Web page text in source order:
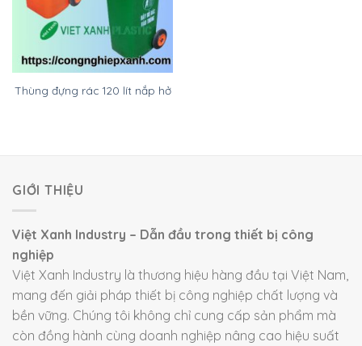
Thùng đựng rác 120 lít nắp hở
GIỚI THIỆU
Việt Xanh Industry – Dẫn đầu trong thiết bị công
nghiệp
Việt Xanh Industry là thương hiệu hàng đầu tại Việt Nam,
mang đến giải pháp thiết bị công nghiệp chất lượng và
bền vững. Chúng tôi không chỉ cung cấp sản phẩm mà
còn đồng hành cùng doanh nghiệp nâng cao hiệu suất